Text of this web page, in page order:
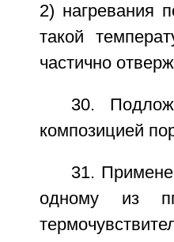
2) нагревания
такой
частично
30.
композицией
31.
одному из